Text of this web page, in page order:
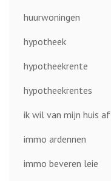
huurwoningen
hypotheek
hypotheekrente
hypotheekrentes
ik wil van mijn huis af
immo ardennen
immo beveren leie